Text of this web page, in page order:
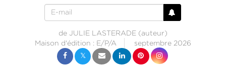
de JULIE LASTERADE (auteur)
Maison d'édition : E/P/A septembre 2026